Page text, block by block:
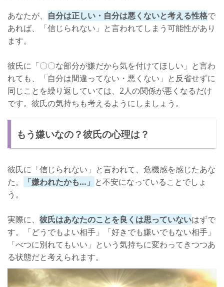
あなたが、 自分は正しい・自分は悪くないと考える性格で
あれば、「信じられない」と言われてしまう可能性があり
ます。
彼氏に「〇〇な部分が嫌だから気を付けてほしい」と言わ
れても、「自分は間違ってない・悪くない」と反省せずに
同じことを繰り返していては、2人の関係が悪くなるだけ
です。彼氏の気持ちも考えるようにしましょう。
もう嫌いなの？彼氏の心理は？
彼氏に「信じられない」と言われて、危機感を感じたあな
た。
「嫌われたかも…」 と不安になっていることでしょ
う。
実際に、 彼氏はあなたのことを良くは思っていないはずで
す。「どうでもよい相手」「好きでも嫌いでもない相手」
「べつに別れてもいい」という気持ちに変わってきつつあ
る状態だと考えられます。